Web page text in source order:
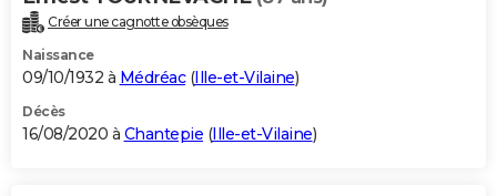
Créer une cagnotte obsèques
Naissance
09/10/1932 à Médréac(Ille-et-Vilaine)
Décès
16/08/2020 à Chantepie (Ille-et-Vilaine)